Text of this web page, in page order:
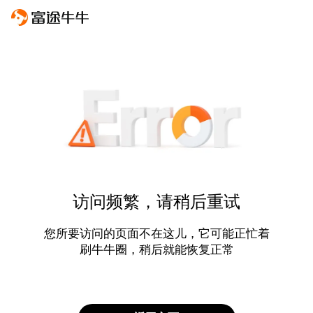
访问频繁，请稍后重试
您所要访问的页面不在这儿，它可能正忙着
刷牛牛圈，稍后就能恢复正常